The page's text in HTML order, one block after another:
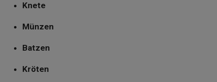
Knete
Münzen
Batzen
Kröten